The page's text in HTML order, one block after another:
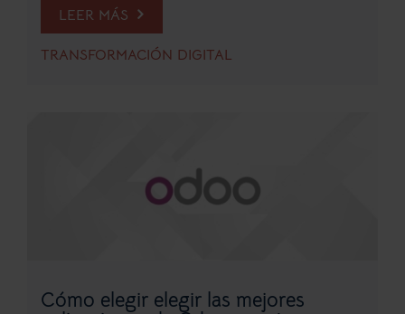
LEER MÁS
TRANSFORMACIÓN DIGITAL
Cómo elegir elegir las mejores